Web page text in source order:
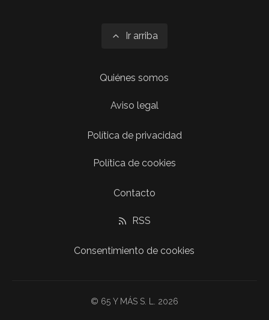
Ir arriba
Quiénes somos
Aviso legal
Política de privacidad
Política de cookies
Contacto
RSS
Consentimiento de cookies
© 65 Y MÁS S. L. 2026